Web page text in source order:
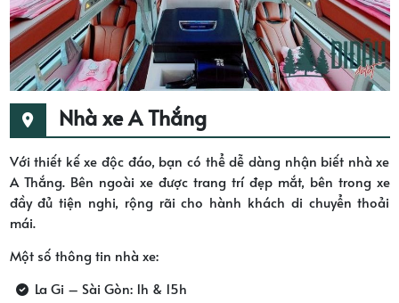
Nhà xe A Thắng
Với thiết kế xe độc ​​đáo, bạn có thể dễ dàng nhận biết nhà xe
A Thắng. Bên ngoài xe được trang trí đẹp mắt, bên trong xe
đầy đủ tiện nghi, rộng rãi cho hành khách di chuyển thoải
mái.
Một số thông tin nhà xe:
La Gi – Sài Gòn: 1h & 15h